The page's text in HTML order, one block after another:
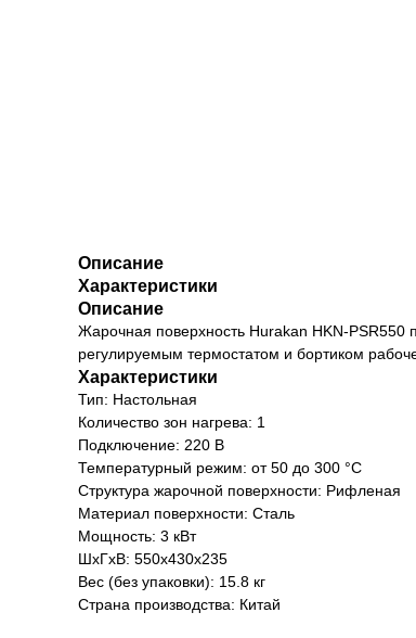
Описание
Характеристики
Описание
Жарочная поверхность Hurakan HKN-PSR550
регулируемым термостатом и бортиком
Характеристики
Тип: Настольная
Количество зон нагрева: 1
Подключение: 220 В
Температурный режим: от 50 до 300 °С
Структура жарочной поверхности: Рифленая
Материал поверхности: Сталь
Мощность: 3 кВт
ШхГхВ: 550х430х235
Вес (без упаковки): 15.8 кг
Страна производства: Китай